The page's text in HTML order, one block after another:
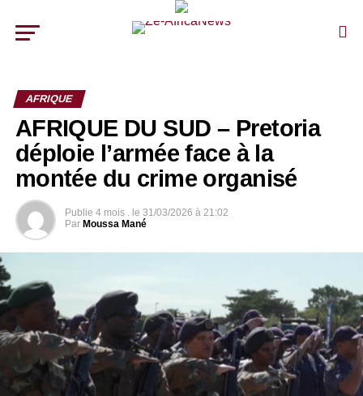
AFRIQUE
AFRIQUE DU SUD – Pretoria
déploie l’armée face à la
montée du crime organisé
Publie 4 mois . le 31/03/2026 à 21:02
Par Moussa Mané